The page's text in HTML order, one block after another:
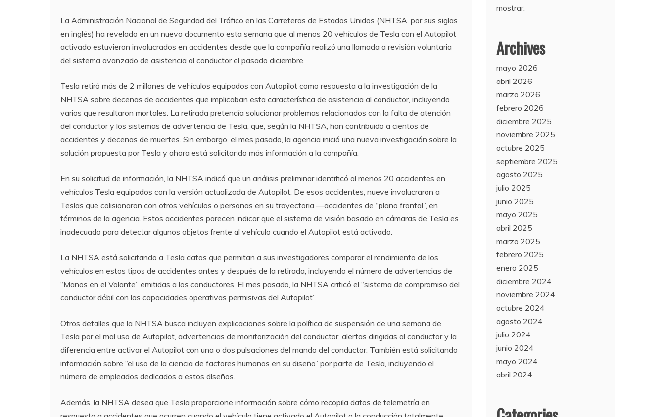
La Administración Nacional de Seguridad del Tráfico en las Carreteras de Estados Unidos (NHTSA, por sus siglas
en inglés) ha revelado en un nuevo documento esta semana que al menos 20 vehículos de Tesla con el Autopilot
activado estuvieron involucrados en accidentes desde que la compañía realizó una llamada a revisión voluntaria
del sistema avanzado de asistencia al conductor el pasado diciembre.
Tesla retiró más de 2 millones de vehículos equipados con Autopilot como respuesta a la investigación de la
NHTSA sobre decenas de accidentes que implicaban esta característica de asistencia al conductor, incluyendo
varios que resultaron mortales. La retirada pretendía solucionar problemas relacionados con la falta de atención
del conductor y los sistemas de advertencia de Tesla, que, según la NHTSA, han contribuido a cientos de
accidentes y decenas de muertes. Sin embargo, el mes pasado, la agencia inició una nueva investigación sobre la
solución propuesta por Tesla y ahora está solicitando más información a la compañía.
En su solicitud de información, la NHTSA indicó que un análisis preliminar identificó al menos 20 accidentes en
vehículos Tesla equipados con la versión actualizada de Autopilot. De esos accidentes, nueve involucraron a
Teslas que colisionaron con otros vehículos o personas en su trayectoria —accidentes de “plano frontal”, en
términos de la agencia. Estos accidentes parecen indicar que el sistema de visión basado en cámaras de Tesla es
inadecuado para detectar algunos objetos frente al vehículo cuando el Autopilot está activado.
La NHTSA está solicitando a Tesla datos que permitan a sus investigadores comparar el rendimiento de los
vehículos en estos tipos de accidentes antes y después de la retirada, incluyendo el número de advertencias de
“Manos en el Volante” emitidas a los conductores. El mes pasado, la NHTSA criticó el “sistema de compromiso del
conductor débil con las capacidades operativas permisivas del Autopilot”.
Otros detalles que la NHTSA busca incluyen explicaciones sobre la política de suspensión de una semana de
Tesla por el mal uso de Autopilot, advertencias de monitorización del conductor, alertas dirigidas al conductor y la
diferencia entre activar el Autopilot con una o dos pulsaciones del mando del conductor. También está solicitando
información sobre “el uso de la ciencia de factores humanos en su diseño” por parte de Tesla, incluyendo el
número de empleados dedicados a estos diseños.
Además, la NHTSA desea que Tesla proporcione información sobre cómo recopila datos de telemetría en
mostrar.
Archives
mayo 2026
abril 2026
marzo 2026
febrero 2026
diciembre 2025
noviembre 2025
octubre 2025
septiembre 2025
agosto 2025
julio 2025
junio 2025
mayo 2025
abril 2025
marzo 2025
febrero 2025
enero 2025
diciembre 2024
noviembre 2024
octubre 2024
agosto 2024
julio 2024
junio 2024
mayo 2024
abril 2024